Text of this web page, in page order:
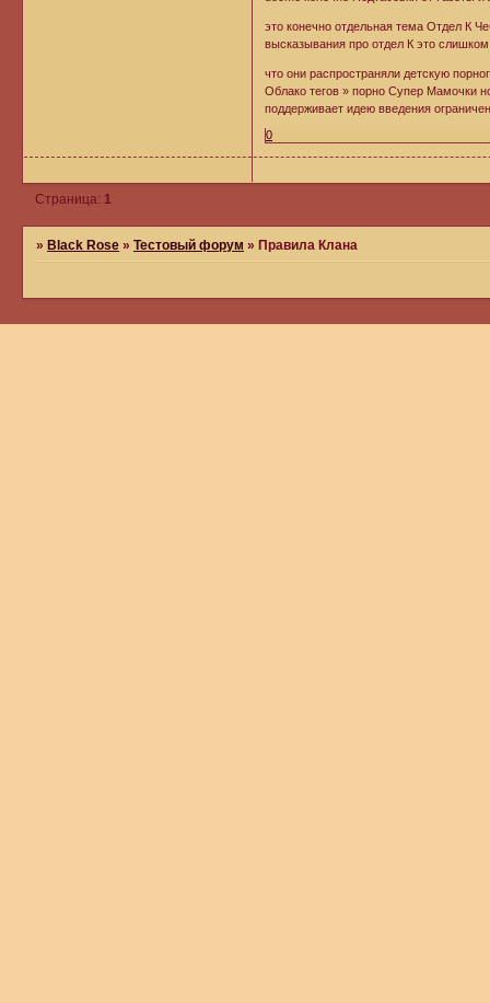
это конечно отдельная тема Отдел К
высказывания про отдел К это
что они распространяли детскую
Облако тегов » порно Супер Мамочки
поддерживает идею введения
0
Страница: 1
»Black Rose »Тестовый форум »Правила Клана